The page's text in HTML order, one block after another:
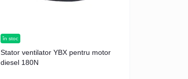
în stoc
Stator ventilator YBX pentru motor
diesel 180N